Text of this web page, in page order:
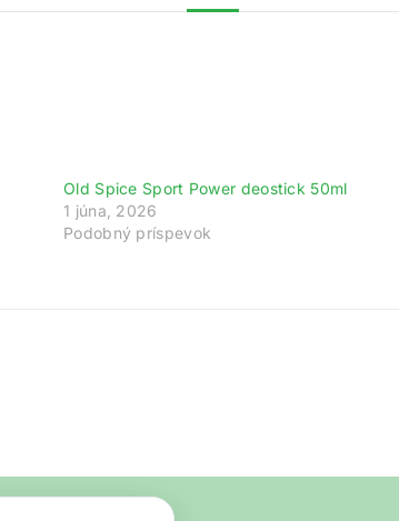
Old Spice Sport Power deostick 50ml
1 júna, 2026
Podobný príspevok